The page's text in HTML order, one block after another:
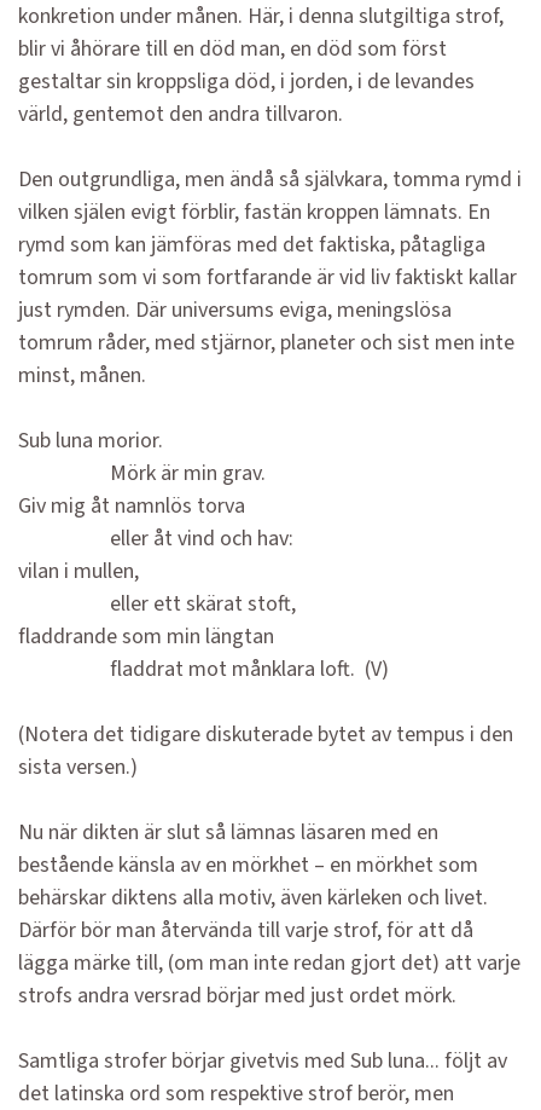
konkretion under månen. Här, i denna slutgiltiga strof,
blir vi åhörare till en död man, en död som först
gestaltar sin kroppsliga död, i jorden, i de levandes
värld, gentemot den andra tillvaron.
Den outgrundliga, men ändå så självkara, tomma rymd i
vilken själen evigt förblir, fastän kroppen lämnats. En
rymd som kan jämföras med det faktiska, påtagliga
tomrum som vi som fortfarande är vid liv faktiskt kallar
just rymden. Där universums eviga, meningslösa
tomrum råder, med stjärnor, planeter och sist men inte
minst, månen.
Sub luna morior.
Mörk är min grav.
Giv mig åt namnlös torva
eller åt vind och hav:
vilan i mullen,
eller ett skärat stoft,
fladdrande som min längtan
fladdrat mot månklara loft. (V)
(Notera det tidigare diskuterade bytet av tempus i den
sista versen.)
Nu när dikten är slut så lämnas läsaren med en
bestående känsla av en mörkhet – en mörkhet som
behärskar diktens alla motiv, även kärleken och livet.
Därför bör man återvända till varje strof, för att då
lägga märke till, (om man inte redan gjort det) att varje
strofs andra versrad börjar med just ordet mörk.
Samtliga strofer börjar givetvis med Sub luna... följt av
det latinska ord som respektive strof berör, men